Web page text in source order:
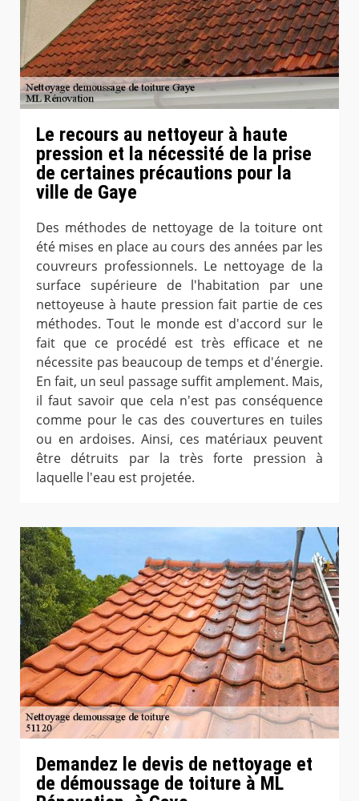
Le recours au nettoyeur à haute
pression et la nécessité de la prise
de certaines précautions pour la
ville de Gaye
Des méthodes de nettoyage de la toiture ont
été mises en place au cours des années par les
couvreurs professionnels. Le nettoyage de la
surface supérieure de l'habitation par une
nettoyeuse à haute pression fait partie de ces
méthodes. Tout le monde est d'accord sur le
fait que ce procédé est très efficace et ne
nécessite pas beaucoup de temps et d'énergie.
En fait, un seul passage suffit amplement. Mais,
il faut savoir que cela n'est pas conséquence
comme pour le cas des couvertures en tuiles
ou en ardoises. Ainsi, ces matériaux peuvent
être détruits par la très forte pression à
laquelle l'eau est projetée.
Demandez le devis de nettoyage et
de démoussage de toiture à ML